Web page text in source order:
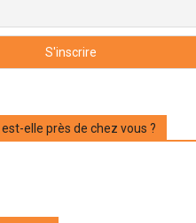
elle près de chez vous ?